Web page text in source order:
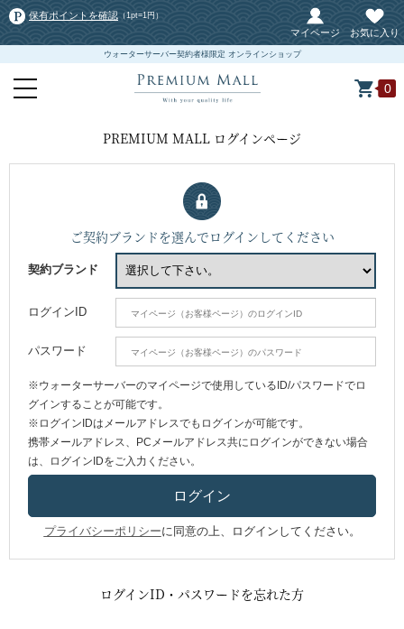
保有ポイントを確認 （1pt=1円）
マイページ お気に入り
ウォーターサーバー契約者様限定 オンラインショップ
0
PREMIUM MALL ログインページ
ご契約ブランドを選んでログインしてください
契約ブランド
ログインID
パスワード
※ウォーターサーバーのマイページで使用しているID/パスワードでロ
グインすることが可能です。
※ログインIDはメールアドレスでもログインが可能です。
携帯メールアドレス、PCメールアドレス共にログインができない場合
は、ログインIDをご入力ください。
プライバシーポリシーに同意の上、ログインしてください。
ログインID・パスワードを忘れた方